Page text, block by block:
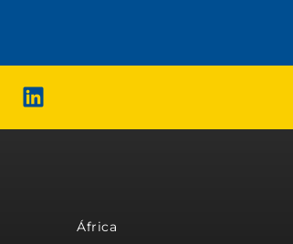
África